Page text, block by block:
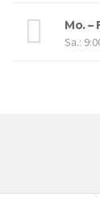
Mo. –
Sa.: